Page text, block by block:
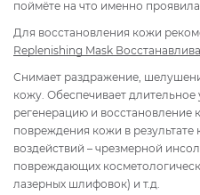
поймёте на что именно
Для восстановления кожи
Replenishing Mask
Снимает раздражение,
кожу. Обеспечивает
регенерацию и восстановление
повреждения кожи в результате
воздействий – чрезмерной
повреждающих
лазерных шлифовок) и т.д.